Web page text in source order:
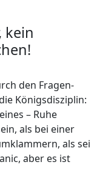
kein
den Fragen-
Königsdisziplin:
– Ruhe
als bei einer
als sei
aber es ist